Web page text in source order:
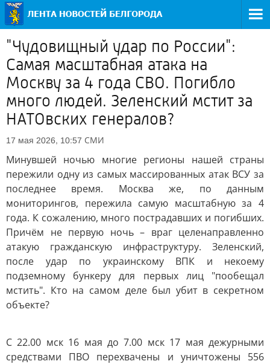
"Чудовищный удар по России":
Самая масштабная атака на
Москву за 4 года СВО. Погибло
много людей. Зеленский мстит за
НАТОвских генералов?
17 мая 2026, 10:57 СМИ
Минувшей ночью многие регионы нашей страны
пережили одну из самых массированных атак ВСУ за
последнее время. Москва же, по данным
мониторингов, пережила самую масштабную за 4
года. К сожалению, много пострадавших и погибших.
Причём не первую ночь – враг целенаправленно
атакую гражданскую инфраструктуру. Зеленский,
после удар по украинскому ВПК и некоему
подземному бункеру для первых лиц "пообещал
мстить". Кто на самом деле был убит в секретном
объекте?
С 22.00 мск 16 мая до 7.00 мск 17 мая дежурными
средствами ПВО перехвачены и уничтожены 556